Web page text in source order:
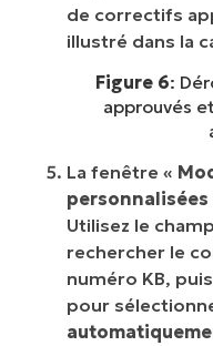
de correctifs
illustré dans la
Figure 6:
approuvés
La fenêtre «
Utilisez le
rechercher le
numéro KB,
pour